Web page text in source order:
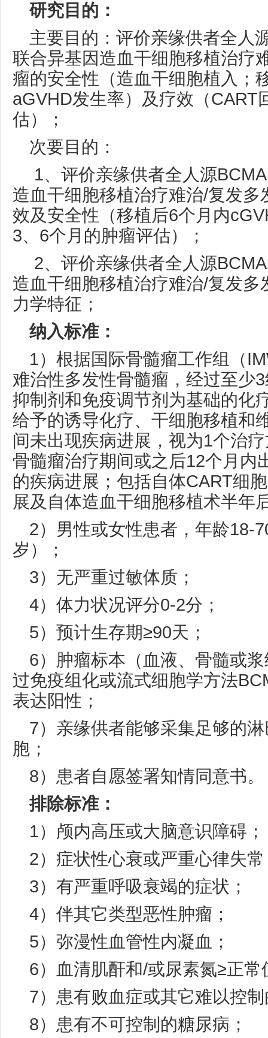
研究目的：
主要目的：评价亲缘供者全人
联合异基因造血干细胞移植治疗
瘤的安全性（造血干细胞植入；
aGVHD发生率）及疗效（CART
估）；
次要目的：
1、评价亲缘供者全人源
造血干细胞移植治疗难治/复发多
效及安全性（移植后6个月内
3、6个月的肿瘤评估）；
2、评价亲缘供者全人源
造血干细胞移植治疗难治/复发多
力学特征；
纳入标准：
1）根据国际骨髓瘤工作组（
难治性多发性骨髓瘤，经过至少
抑制剂和免疫调节剂为基础的化
给予的诱导化疗、干细胞移植和
间未出现疾病进展，视为1个治
骨髓瘤治疗期间或之后12个月内
的疾病进展；包括自体CART细
展及自体造血干细胞移植术半年
2）男性或女性患者，年龄18-
岁）；
3）无严重过敏体质；
4）体力状况评分0-2分；
5）预计生存期≥90天；
6）肿瘤标本（血液、骨髓或
过免疫组化或流式细胞学方法
表达阳性；
7）亲缘供者能够采集足够的
胞；
8）患者自愿签署知情同意书
排除标准：
1）颅内高压或大脑意识障碍；
2）症状性心衰或严重心律失
3）有严重呼吸衰竭的症状；
4）伴其它类型恶性肿瘤；
5）弥漫性血管性内凝血；
6）血清肌酐和/或尿素氮≥正常
7）患有败血症或其它难以控
8）患有不可控制的糖尿病；